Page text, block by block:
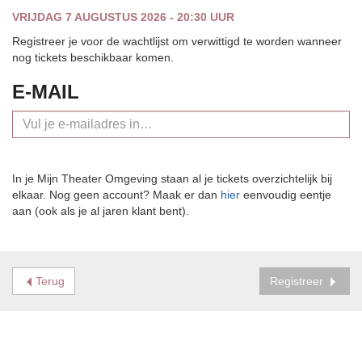
VRIJDAG 7 AUGUSTUS 2026 - 20:30 UUR
Registreer je voor de wachtlijst om verwittigd te worden wanneer
nog tickets beschikbaar komen.
E-MAIL
In je Mijn Theater Omgeving staan al je tickets overzichtelijk bij
elkaar. Nog geen account? Maak er dan hier eenvoudig eentje
aan (ook als je al jaren klant bent).
Terug Registreer